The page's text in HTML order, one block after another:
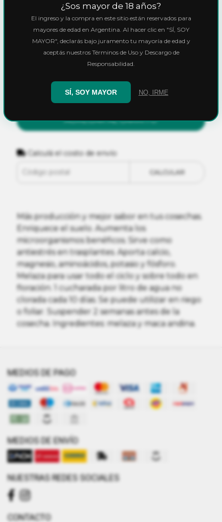
10% OFF Transferencia
Ver cuotas y descuentos
AGREGAR AL CARRITO
Calculá el costo de envío
CALCULAR
Más producción y mejor sabor en tus cosechas.
Enriquece el suelo. Aumenta los
microorganismos benéficos. Sirve como
antiestrés en trasplantes. Aporta calcio,
magnesio, aminoácidos, potasio y fósforo.
Melaza para usar todo el ciclo y sobre todo en
floración. 1 cucharada por litro de agua no
clorada cada 10 días. Se puede utilizar en riego
o foliar. Suspender 2 semanas antes de la
cosecha. Ingredientes: melaza y maca andina.
MEDIOS DE PAGO
MEDIOS DE ENVÍO
NUESTRAS REDES SOCIALES
CONTACTO
¿Sos mayor de 18 años?
El ingreso y la compra en este sitio están reservados para
mayores de edad en Argentina. Al hacer clic en "SÍ, SOY
MAYOR", declarás bajo juramento tu mayoría de edad y
aceptás nuestros Términos de Uso y Descargo de
Responsabilidad.
SÍ, SOY MAYOR NO, IRME